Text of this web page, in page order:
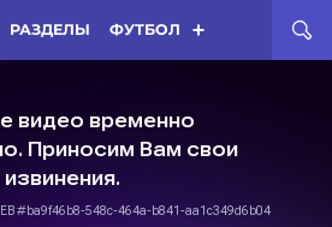
РАЗДЕЛЫ ФУТБОЛ